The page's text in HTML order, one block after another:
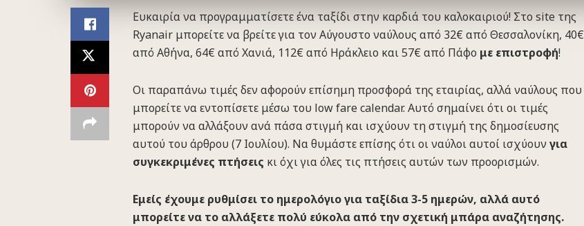
Ευκαιρία να προγραμματίσετε ένα ταξίδι στην καρδιά του καλοκαιριού! Στο site της
Ryanair μπορείτε να βρείτε για τον Αύγουστο ναύλους από 32€ από Θεσσαλονίκη, 40€
από Αθήνα, 64€ από Χανιά, 112€ από Ηράκλειο και 57€ από Πάφο με επιστροφή!
Οι παραπάνω τιμές δεν αφορούν επίσημη προσφορά της εταιρίας, αλλά ναύλους που
μπορείτε να εντοπίσετε μέσω του low fare calendar. Αυτό σημαίνει ότι οι τιμές
μπορούν να αλλάξουν ανά πάσα στιγμή και ισχύουν τη στιγμή της δημοσίευσης
αυτού του άρθρου (7 Ιουλίου). Να θυμάστε επίσης ότι οι ναύλοι αυτοί ισχύουν για
συγκεκριμένες πτήσεις κι όχι για όλες τις πτήσεις αυτών των προορισμών.
Εμείς έχουμε ρυθμίσει το ημερολόγιο για ταξίδια 3-5 ημερών, αλλά αυτό
μπορείτε να το αλλάξετε πολύ εύκολα από την σχετική μπάρα αναζήτησης.